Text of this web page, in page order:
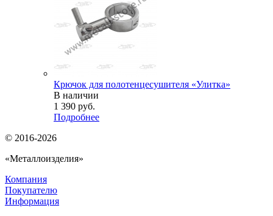
Крючок для полотенцесушителя «Улитка»
В наличии
1 390 руб.
Подробнее
© 2016-2026
«Металлоизделия»
Компания
Покупателю
Информация